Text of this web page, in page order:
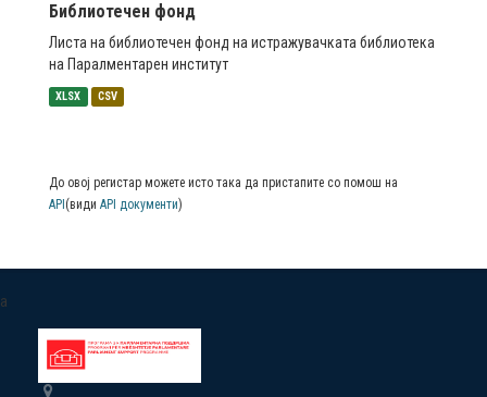
Библиотечен фонд
Листа на библиотечен фонд на истражувачката библиотека
на Паралментарен институт
XLSX CSV
До овој регистар можете исто така да пристапите со помош на
API (види API документи)
a